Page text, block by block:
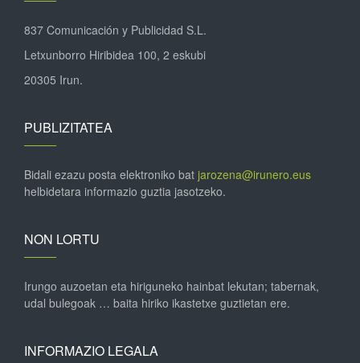
837 Comunicación y Publicidad S.L.
Letxunborro Hiribidea 100, 2 eskubi
20305 Irun.
PUBLIZITATEA
Bidali ezazu posta elektroniko bat jarozena@irunero.eus
helbidetara informazio guztia jasotzeko.
NON LORTU
Irungo auzoetan eta hiriguneko hainbat lekutan; tabernak,
udal bulegoak … baita hiriko ikastetxe guztietan ere.
INFORMAZIO LEGALA